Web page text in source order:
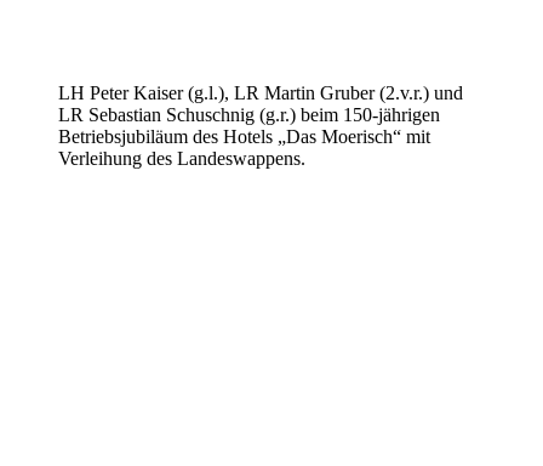
LH Peter Kaiser (g.l.), LR Martin Gruber (2.v.r.) und
LR Sebastian Schuschnig (g.r.) beim 150-jährigen
Betriebsjubiläum des Hotels „Das Moerisch“ mit
Verleihung des Landeswappens.